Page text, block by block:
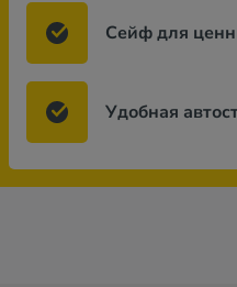
Сейф для
Удобная